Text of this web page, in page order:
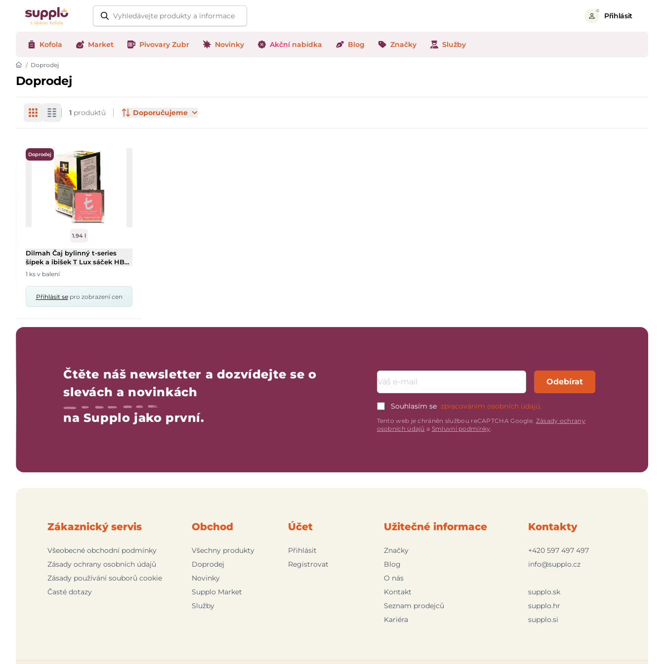
Logo
Přihlásit
Kofola Market Pivovary Zubr Novinky Akční nabídka Blog Značky Služby
/ Doprodej
Doprodej
1 produktů Doporučujeme
Doprodej
1.94 l
Dilmah Čaj bylinný t-series
šípek a ibišek T Lux sáček HB
30/2g
1 ks v balení
Přihlásit sepro zobrazení cen
Čtěte náš newsletter a dozvídejte se o
slevách a novinkách
na Supplo jako první.
Emailová adresa
Odebírat
Souhlasím se zpracováním osobních údajů.
Tento web je chráněn službou reCAPTCHA Google. Zásady ochrany
osobních údajů a Smluvní podmínky.
Zákaznický servis
Všeobecné obchodní podmínky
Zásady ochrany osobních údajů
Zásady používání souborů cookie
Časté dotazy
Obchod
Všechny produkty
Doprodej
Novinky
Supplo Market
Služby
Účet
Přihlásit
Registrovat
Užitečné informace
Značky
Blog
O nás
Kontakt
Seznam prodejců
Kariéra
Kontakty
+420 597 497 497
info@supplo.cz
supplo.sk
supplo.hr
supplo.si